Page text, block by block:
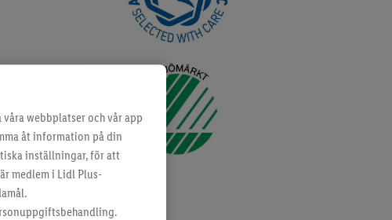
webbplatser och vår app
åt information på din
inställningar, för att
medlem i Lidl Plus-